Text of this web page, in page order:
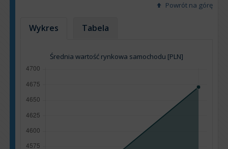
Powrót na górę
Wykres Tabela
Średnia wartość rynkowa samochodu [PLN]